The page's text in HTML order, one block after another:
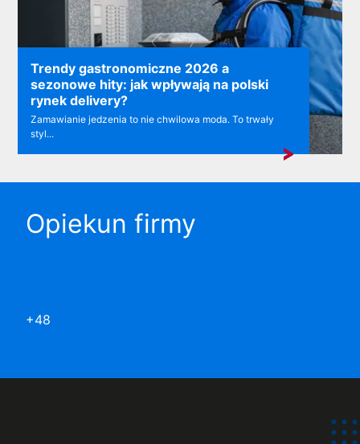
Trendy gastronomiczne 2026 a
sezonowe hity: jak wpływają na polski
rynek delivery?
Zamawianie jedzenia to nie chwilowa moda. To trwały
styl...
Opiekun firmy
+48